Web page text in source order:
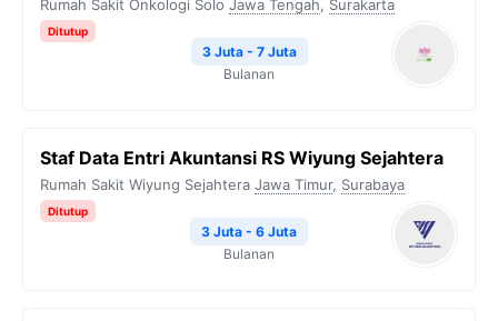
Rumah Sakit Onkologi Solo Jawa Tengah, Surakarta
Ditutup
3 Juta - 7 Juta
Bulanan
Staf Data Entri Akuntansi RS Wiyung Sejahtera
Rumah Sakit Wiyung Sejahtera Jawa Timur, Surabaya
Ditutup
3 Juta - 6 Juta
Bulanan